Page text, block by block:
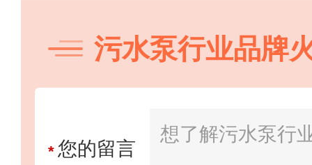
污水泵行业品牌
* 您的留言
推荐星级：5星